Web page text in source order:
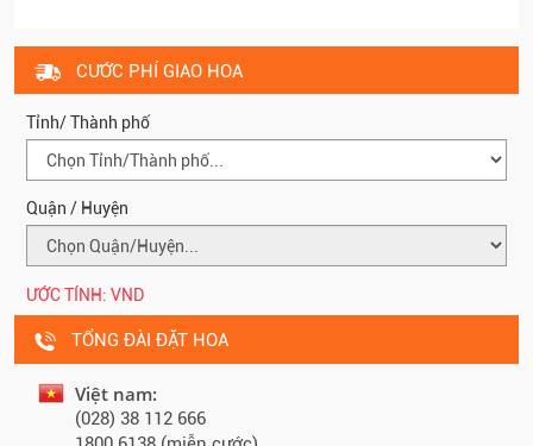
CƯỚC PHÍ GIAO HOA
Tỉnh/ Thành phố
Quận / Huyện
ƯỚC TÍNH: VND
TỔNG ĐÀI ĐẶT HOA
Việt nam:
(028) 38 112 666